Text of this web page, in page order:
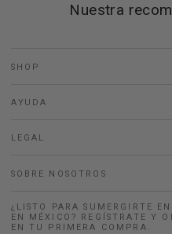
Nuestra
SHOP
AYUDA
LEGAL
SOBRE NOSOTROS
¿LISTO PARA SUMERGIRTE
EN MÉXICO? REGÍSTRATE Y
EN TU PRIMERA COMPRA.